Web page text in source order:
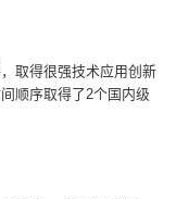
取得很强技术应用创新
顺序取得了2个国内级